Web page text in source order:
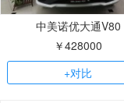
中美诺优大通V80
￥428000
+对比